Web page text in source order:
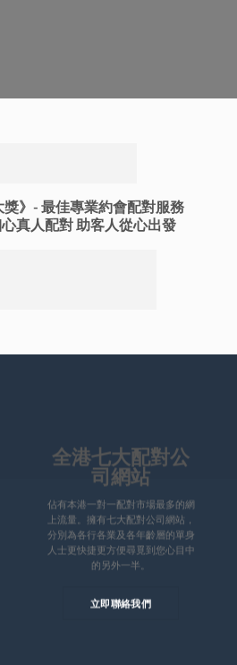
獎》- 最佳專業約會配對服務
真人配對 助客人從心出發
全港七大配對公
司網站
佔有本港一對一配對市場最多的網
上流量。擁有七大配對公司網站，
分別為各行各業及各年齡層的單身
人士更快捷更方便尋覓到您心目中
的另外一半。
立即聯絡我們